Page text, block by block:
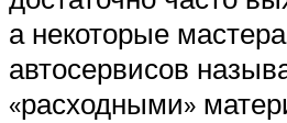
а некоторые
автосервисов
«расходными»